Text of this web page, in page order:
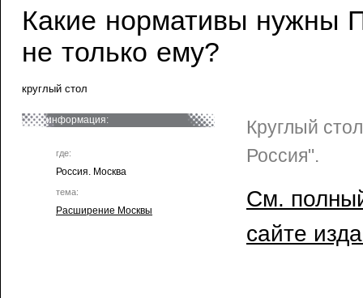
Какие нормативы нужны
не только ему?
круглый стол
информация:
где:
Россия. Москва
тема:
Расширение Москвы
Круглый
Россия".
См.
сайте